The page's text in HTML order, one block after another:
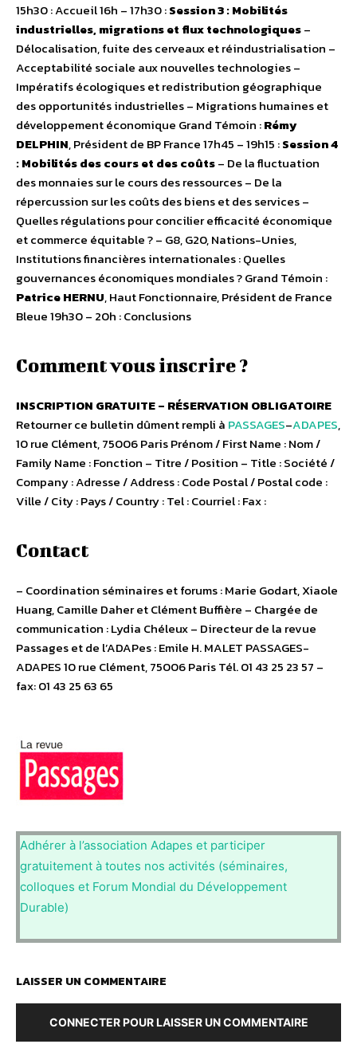
15h30 : Accueil 16h – 17h30 :Session 3 : Mobilités
industrielles, migrations et flux technologiques–
Délocalisation, fuite des cerveaux et réindustrialisation –
Acceptabilité sociale aux nouvelles technologies –
Impératifs écologiques et redistribution géographique
des opportunités industrielles – Migrations humaines et
développement économique Grand Témoin :Rémy
DELPHIN, Président de BP France 17h45 – 19h15 :Session 4
: Mobilités des cours et des coûts– De la fluctuation
des monnaies sur le cours des ressources – De la
répercussion sur les coûts des biens et des services –
Quelles régulations pour concilier efficacité économique
et commerce équitable ? – G8, G20, Nations-Unies,
Institutions financières internationales : Quelles
gouvernances économiques mondiales ? Grand Témoin :
Patrice HERNU, Haut Fonctionnaire, Président de France
Bleue 19h30 – 20h : Conclusions
Comment vous inscrire ?
INSCRIPTION GRATUITE – RÉSERVATION OBLIGATOIRE
Retourner ce bulletin dûment rempli à PASSAGES–ADAPES,
10 rue Clément, 75006 Paris Prénom / First Name : Nom /
Family Name : Fonction – Titre / Position – Title : Société /
Company : Adresse / Address : Code Postal / Postal code :
Ville / City : Pays / Country : Tel : Courriel : Fax :
Contact
– Coordination séminaires et forums : Marie Godart, Xiaole
Huang, Camille Daher et Clément Buffière – Chargée de
communication : Lydia Chéleux – Directeur de la revue
Passages et de l’ADAPes : Emile H. MALET PASSAGES-
ADAPES 10 rue Clément, 75006 Paris Tél. 01 43 25 23 57 –
fax: 01 43 25 63 65
Adhérer à l’association Adapes et participer
gratuitement à toutes nos activités (séminaires,
colloques et Forum Mondial du Développement
Durable)
LAISSER UN COMMENTAIRE
CONNECTER POUR LAISSER UN COMMENTAIRE